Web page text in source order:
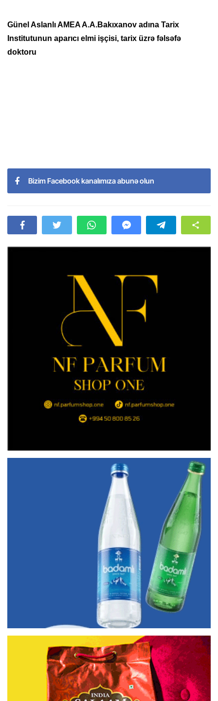
Günel Aslanlı AMEA A.A.Bakıxanov adına Tarix
Institutunun aparıcı elmi işçisi, tarix üzrə fəlsəfə
doktoru
Bizim Facebook kanalımıza abunə olun